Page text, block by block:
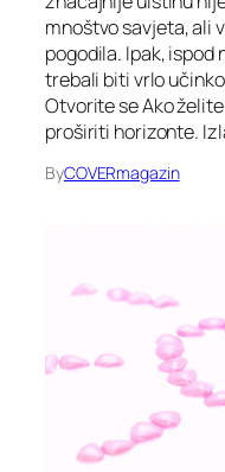
mnoštvo savjeta, ali
pogodila. Ipak, ispod
trebali biti vrlo
Otvorite se Ako
proširiti horizonte.
ByCOVERmagazin